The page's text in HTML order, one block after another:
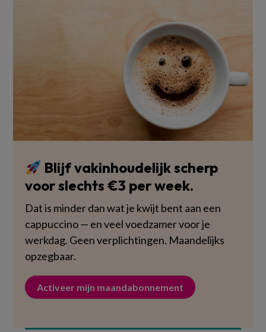
Blijf vakinhoudelijk scherp
voor slechts €3 per week.
Dat is minder dan wat je kwijt bent aan een
cappuccino — en veel voedzamer voor je
werkdag. Geen verplichtingen. Maandelijks
opzegbaar.
Activeer mijn maandabonnement